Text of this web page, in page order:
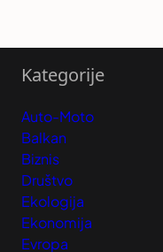
Kategorije
Auto-Moto
Balkan
Biznis
Društvo
Ekologija
Ekonomija
Evropa